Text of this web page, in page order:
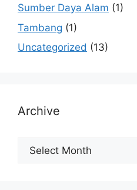
Sumber Daya Alam (1)
Tambang (1)
Uncategorized (13)
Archive
Archive